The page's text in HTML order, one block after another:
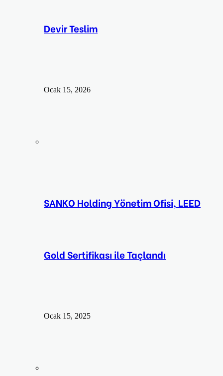
Devir Teslim
Ocak 15, 2026
SANKO Holding Yönetim Ofisi, LEED
Gold Sertifikası ile Taçlandı
Ocak 15, 2025